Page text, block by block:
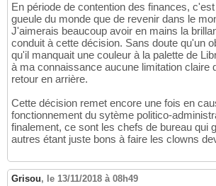
En période de contention des finances,
gueule du monde que de revenir dans le
J'aimerais beaucoup avoir en mains la
conduit à cette décision. Sans doute qu'un
qu'il manquait une couleur à la palette de
à ma connaissance aucune limitation claire
retour en arrière.
Cette décision remet encore une fois en
fonctionnement du sytème politico-
finalement, ce sont les chefs de bureau qui
autres étant juste bons à faire les clowns
Grisou, le 13/11/2018 à 08h49